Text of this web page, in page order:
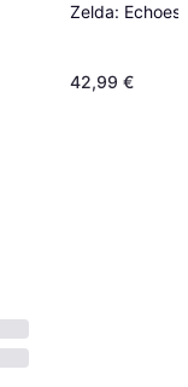
Zelda: Echoes
42,99 €